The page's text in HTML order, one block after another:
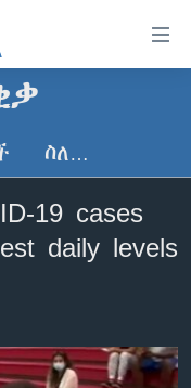
ስለ…
19 cases
daily levels